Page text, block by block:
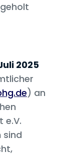
2025
) an
e.V.
sind